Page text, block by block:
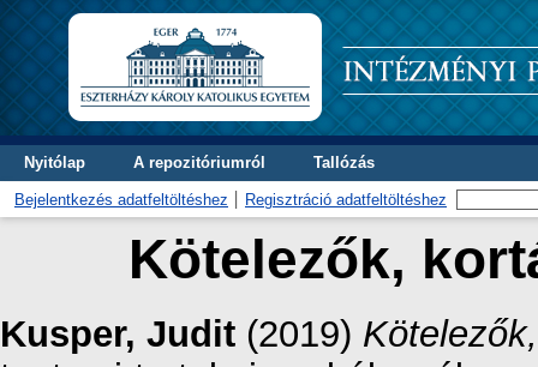
Nyitólap A repozitóriumról Tallózás
Bejelentkezés adatfeltöltéshez Regisztráció adatfeltöltéshez
Kötelezők,
Kusper, Judit (2019)